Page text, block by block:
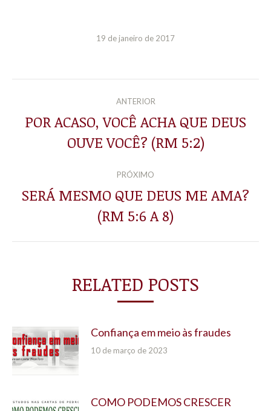
19 de janeiro de 2017
NAVEGAÇÃO
DE
POST:
ANTERIOR
Post
anterior:
POR ACASO, VOCÊ ACHA QUE DEUS
OUVE VOCÊ? (RM 5:2)
PRÓXIMO
Próximo
post:
SERÁ MESMO QUE DEUS ME AMA?
(RM 5:6 A 8)
RELATED POSTS
Confiança em meio às fraudes
10 de março de 2023
COMO PODEMOS CRESCER